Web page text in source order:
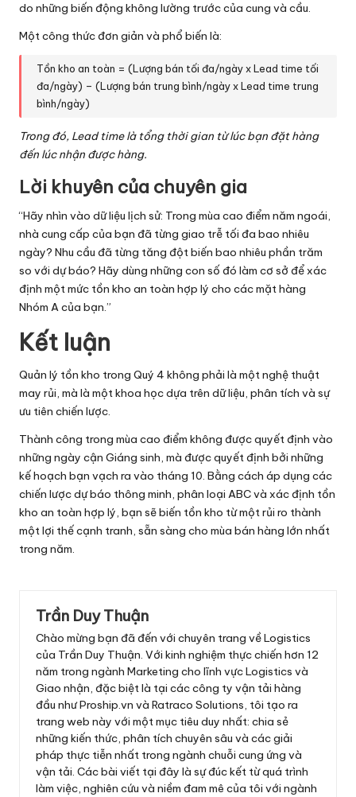
do những biến động không lường trước của cung và cầu.
Một công thức đơn giản và phổ biến là:
Tồn kho an toàn = (Lượng bán tối đa/ngày x Lead time tối
đa/ngày) – (Lượng bán trung bình/ngày x Lead time trung
bình/ngày)
Trong đó, Lead time là tổng thời gian từ lúc bạn đặt hàng
đến lúc nhận được hàng.
Lời khuyên của chuyên gia
“Hãy nhìn vào dữ liệu lịch sử: Trong mùa cao điểm năm ngoái,
nhà cung cấp của bạn đã từng giao trễ tối đa bao nhiêu
ngày? Nhu cầu đã từng tăng đột biến bao nhiêu phần trăm
so với dự báo? Hãy dùng những con số đó làm cơ sở để xác
định một mức tồn kho an toàn hợp lý cho các mặt hàng
Nhóm A của bạn.”
Kết luận
Quản lý tồn kho trong Quý 4 không phải là một nghệ thuật
may rủi, mà là một khoa học dựa trên dữ liệu, phân tích và sự
ưu tiên chiến lược.
Thành công trong mùa cao điểm không được quyết định vào
những ngày cận Giáng sinh, mà được quyết định bởi những
kế hoạch bạn vạch ra vào tháng 10. Bằng cách áp dụng các
chiến lược dự báo thông minh, phân loại ABC và xác định tồn
kho an toàn hợp lý, bạn sẽ biến tồn kho từ một rủi ro thành
một lợi thế cạnh tranh, sẵn sàng cho mùa bán hàng lớn nhất
trong năm.
Trần Duy Thuận
Chào mừng bạn đã đến với chuyên trang về Logistics
của Trần Duy Thuận. Với kinh nghiệm thực chiến hơn 12
năm trong ngành Marketing cho lĩnh vực Logistics và
Giao nhận, đặc biệt là tại các công ty vận tải hàng
đầu như Proship.vn và Ratraco Solutions, tôi tạo ra
trang web này với một mục tiêu duy nhất: chia sẻ
những kiến thức, phân tích chuyên sâu và các giải
pháp thực tiễn nhất trong ngành chuỗi cung ứng và
vận tải. Các bài viết tại đây là sự đúc kết từ quá trình
làm việc, nghiên cứu và niềm đam mê của tôi với ngành